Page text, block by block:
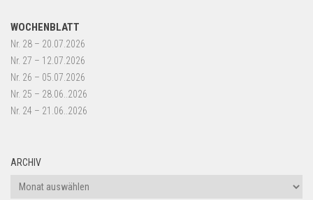
WOCHENBLATT
Nr. 28 – 20.07.2026
Nr. 27 – 12.07.2026
Nr. 26 – 05.07.2026
Nr. 25 – 28.06..2026
Nr. 24 – 21.06..2026
ARCHIV
Archiv